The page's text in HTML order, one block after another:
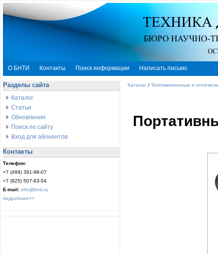
О БНТИ Контакты Поиск информации Написать письмо
Разделы сайта
Каталог
Статьи
Обновления
Поиск по сайту
Вход для абонентов
Контакты
Телефон:
+7 (499) 391-98-07
+7 (925) 507-63-54
E-mail: info@bnti.ru
подробнее>>
Каталог / Тепловизионные и